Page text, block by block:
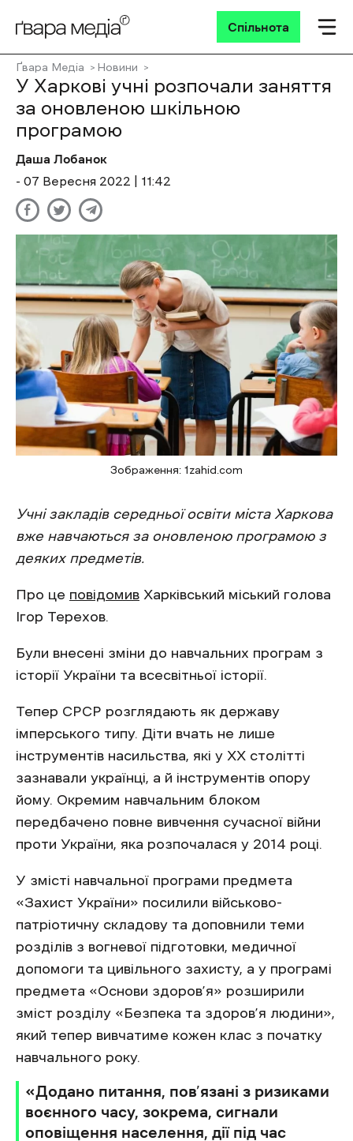
Спільнота
Ґвара Медіа Новини
У Харкові учні розпочали заняття
за оновленою шкільною
програмою
Даша Лобанок
- 07 Вересня 2022 | 11:42
Зображення: 1zahid.com
Учні закладів середньої освіти міста Харкова
вже навчаються за оновленою програмою з
деяких предметів.
Про це повідомив Харківський міський голова
Ігор Терехов.
Були внесені зміни до навчальних програм з
історії України та всесвітньої історії.
Тепер СРСР розглядають як державу
імперського типу. Діти вчать не лише
інструментів насильства, які у ХХ столітті
зазнавали українці, а й інструментів опору
йому. Окремим навчальним блоком
передбачено повне вивчення сучасної війни
проти України, яка розпочалася у 2014 році.
У змісті навчальної програми предмета
«Захист України» посилили військово-
патріотичну складову та доповнили теми
розділів з вогневої підготовки, медичної
допомоги та цивільного захисту, а у програмі
предмета «Основи здоров’я» розширили
зміст розділу «Безпека та здоров’я людини»,
який тепер вивчатиме кожен клас з початку
навчального року.
«Додано питання, пов’язані з ризиками
воєнного часу, зокрема, сигнали
оповіщення населення, дії під час